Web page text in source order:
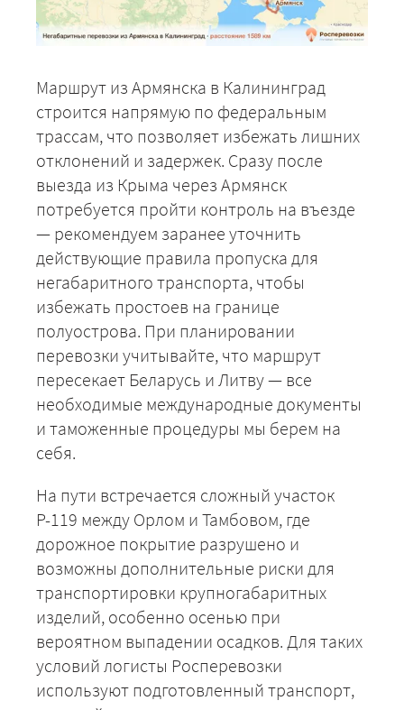
Маршрут из Армянска в Калининград
строится напрямую по федеральным
трассам, что позволяет избежать лишних
отклонений и задержек. Сразу после
выезда из Крыма через Армянск
потребуется пройти контроль на въезде
— рекомендуем заранее уточнить
действующие правила пропуска для
негабаритного транспорта, чтобы
избежать простоев на границе
полуострова. При планировании
перевозки учитывайте, что маршрут
пересекает Беларусь и Литву — все
необходимые международные документы
и таможенные процедуры мы берем на
себя.
На пути встречается сложный участок
Р-119 между Орлом и Тамбовом, где
дорожное покрытие разрушено и
возможны дополнительные риски для
транспортировки крупногабаритных
изделий, особенно осенью при
вероятном выпадении осадков. Для таких
условий логисты Росперевозки
используют подготовленный транспорт,
+7 (499) 520-05-23